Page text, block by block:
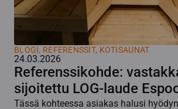
BLOGI, REFERENSSIT, KOTISAUNAT
24.03.2026
Referenssikohde:
sijoitettu LOG-laude
Tässä kohteessa asiakas halusi